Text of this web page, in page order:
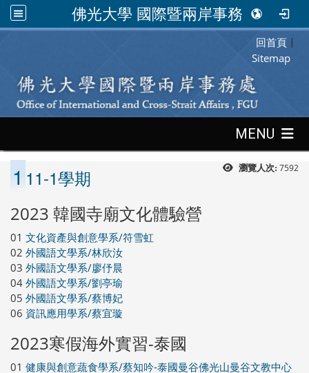
佛光大學 國際暨兩岸事務處
:::
回首頁 |
Sitemap
MENU
瀏覽人次: 7592
1 11-1學期
2023 韓國寺廟文化體驗營
01 文化資產與創意學系/符雪虹
02 外國語文學系/林欣汝
03 外國語文學系/廖伃晨
04 外國語文學系/劉亭瑜
05 外國語文學系/蔡博妃
06 資訊應用學系/蔡宜璇
2023寒假海外實習-泰國
01 健康與創意蔬食學系/蔡知吟-泰國曼谷佛光山曼谷文教中心